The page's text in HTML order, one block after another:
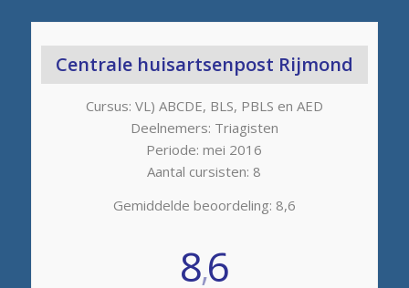
Centrale huisartsenpost Rijmond
Cursus: VL) ABCDE, BLS, PBLS en AED
Deelnemers: Triagisten
Periode: mei 2016
Aantal cursisten: 8
Gemiddelde beoordeling: 8,6
8,6